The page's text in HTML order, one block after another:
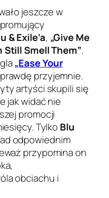
jeszcze w
& Exile’a, „Give Me
Still Smell Them”.
„Ease Your
przyjemnie.
artyści skupili się
jak widać nie
promocji
Tylko Blu
odpowiednim
przypomina on
obciachu i